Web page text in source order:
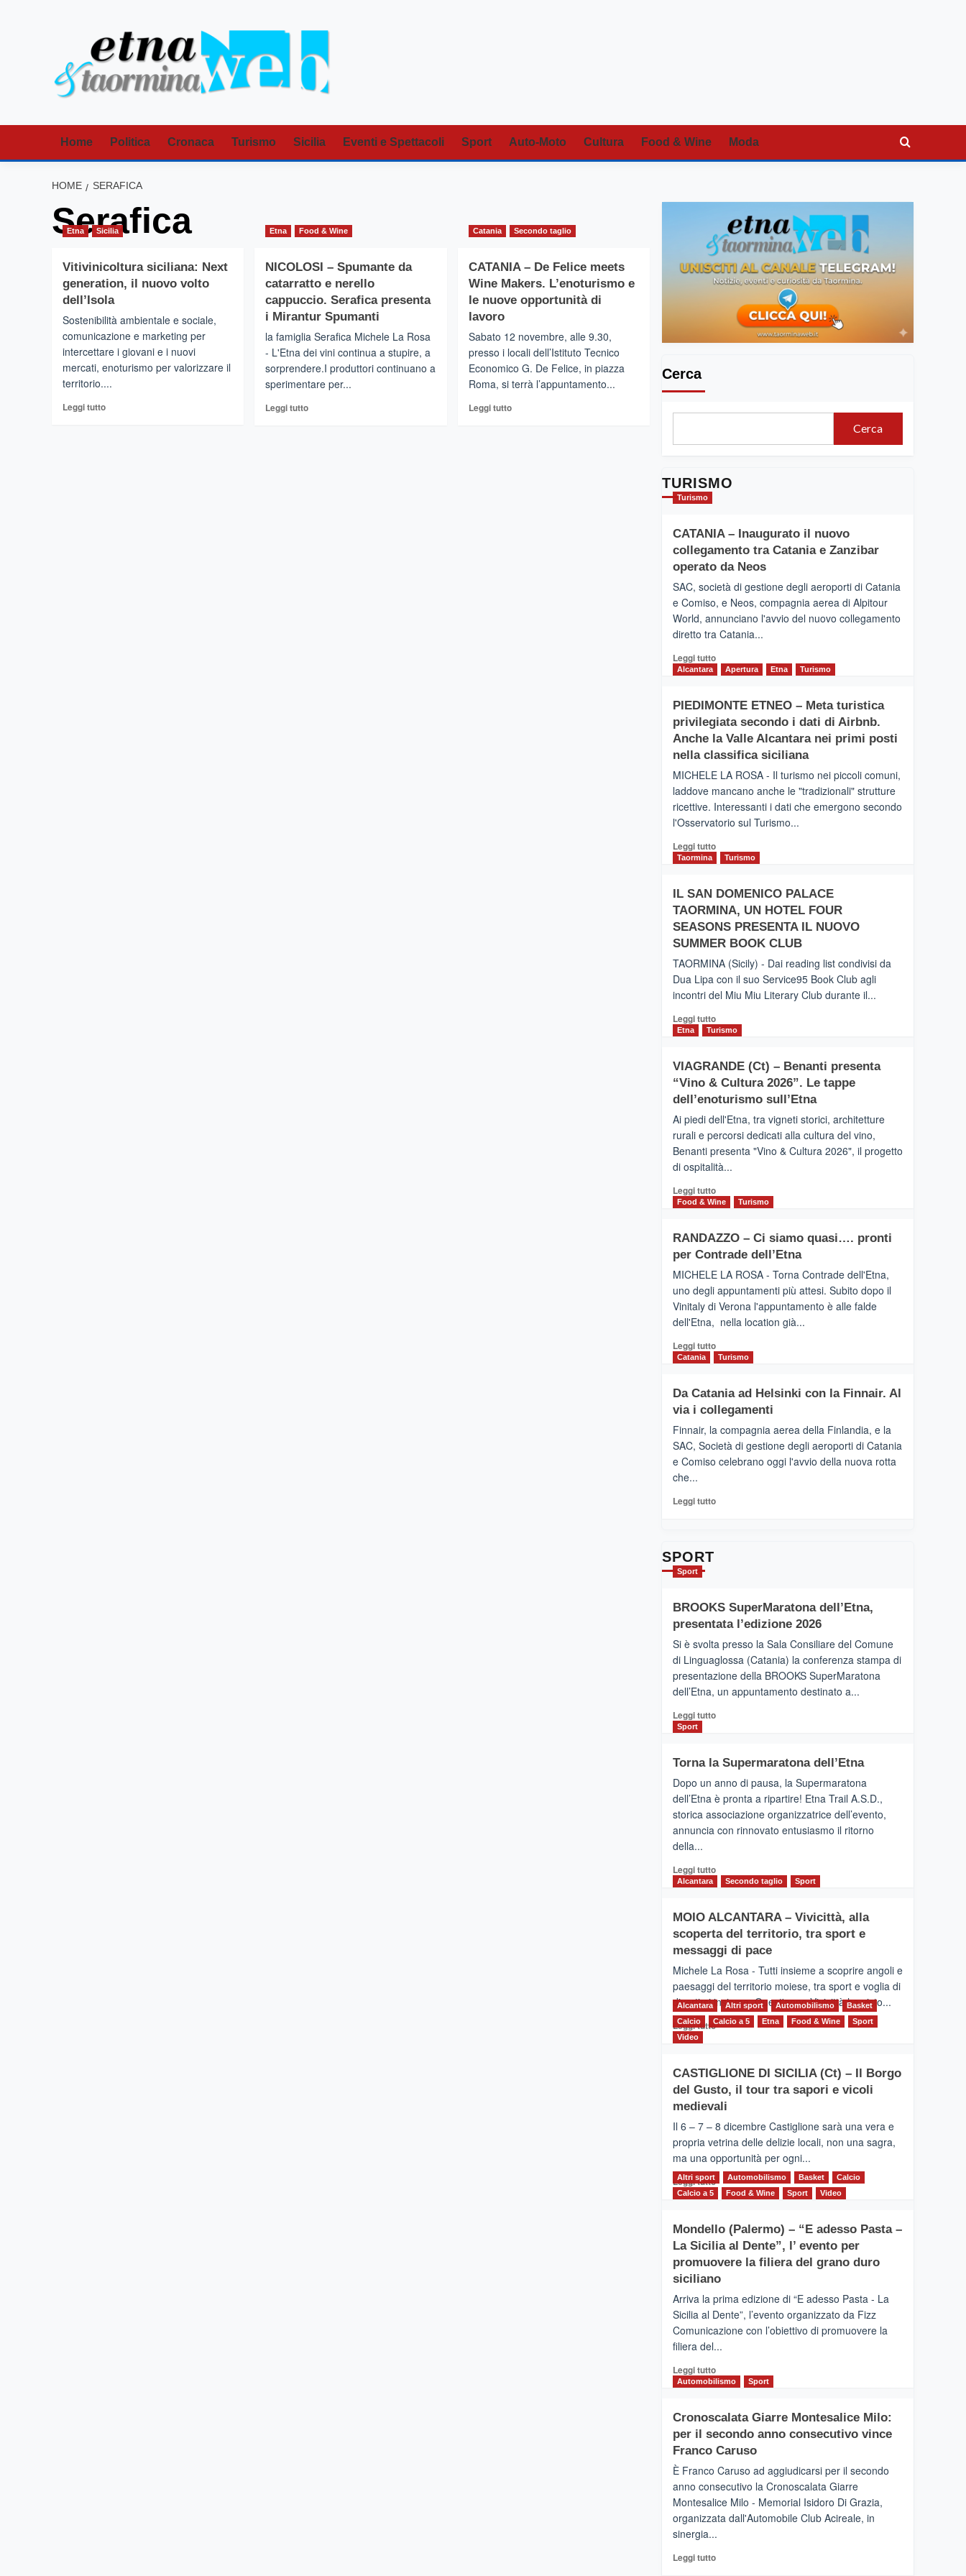
Home Politica Cronaca Turismo Sicilia Eventi e Spettacoli Sport Auto-Moto Cultura Food & Wine Moda
HOME SERAFICA
Serafica
Etna Sicilia
Vitivinicoltura siciliana: Next
generation, il nuovo volto
dell’Isola
Sostenibilità ambientale e sociale,
comunicazione e marketing per
intercettare i giovani e i nuovi
mercati, enoturismo per valorizzare il
territorio....
Leggi tuttoLeggi
Etna Food & Wine
NICOLOSI – Spumante da
catarratto e nerello
cappuccio. Serafica presenta
i Mirantur Spumanti
la famiglia Serafica Michele La Rosa
- L'Etna dei vini continua a stupire, a
sorprendere.I produttori continuano a
sperimentare per...
Leggi tuttoLeggi
Catania Secondo taglio
CATANIA – De Felice meets
Wine Makers. L’enoturismo e
le nuove opportunità di
lavoro
Sabato 12 novembre, alle 9.30,
presso i locali dell’Istituto Tecnico
Economico G. De Felice, in piazza
Roma, si terrà l’appuntamento...
Leggi tuttoLeggi
Cerca
Cerca
TURISMO
Turismo
CATANIA – Inaugurato il nuovo
collegamento tra Catania e Zanzibar
operato da Neos
SAC, società di gestione degli aeroporti di Catania
e Comiso, e Neos, compagnia aerea di Alpitour
World, annunciano l'avvio del nuovo collegamento
diretto tra Catania...
Leggi tuttoLeggi
CATANIA
–
Inaugurato
il
collegamento
tra
Catania
e
operato
da
Alcantara Apertura Etna Turismo
PIEDIMONTE ETNEO – Meta turistica
privilegiata secondo i dati di Airbnb.
Anche la Valle Alcantara nei primi posti
nella classifica siciliana
MICHELE LA ROSA - Il turismo nei piccoli comuni,
laddove mancano anche le "tradizionali" strutture
ricettive. Interessanti i dati che emergono secondo
l'Osservatorio sul Turismo...
Leggi tuttoLeggi
PIEDIMONTE
ETNEO
–
Meta
privilegiata
secondo
i
di
Airbnb.
la
Valle
Alcantara
nei
primi
classifica
siciliana
Taormina Turismo
IL SAN DOMENICO PALACE
TAORMINA, UN HOTEL FOUR
SEASONS PRESENTA IL NUOVO
SUMMER BOOK CLUB
TAORMINA (Sicily) - Dai reading list condivisi da
Dua Lipa con il suo Service95 Book Club agli
incontri del Miu Miu Literary Club durante il...
Leggi tuttoLeggi
di
IL
SAN
DOMENICO
TAORMINA,
UN
HOTEL
FOUR
PRESENTA
IL
SUMMER
BOOK
CLUB
Etna Turismo
VIAGRANDE (Ct) – Benanti presenta
“Vino & Cultura 2026”. Le tappe
dell’enoturismo sull’Etna
Ai piedi dell'Etna, tra vigneti storici, architetture
rurali e percorsi dedicati alla cultura del vino,
Benanti presenta "Vino & Cultura 2026", il progetto
di ospitalità...
Leggi tuttoLeggi
di
VIAGRANDE
(Ct)
–
presenta
“Vino
&
2026”.
Le
dell’enoturismo
sull’Etna
Food & Wine Turismo
RANDAZZO – Ci siamo quasi…. pronti
per Contrade dell’Etna
MICHELE LA ROSA - Torna Contrade dell'Etna,
uno degli appuntamenti più attesi. Subito dopo il
Vinitaly di Verona l'appuntamento è alle falde
dell'Etna, nella location già...
Leggi tuttoLeggi
di
RANDAZZO
–
siamo
quasi….
pronti
dell’Etna
Catania Turismo
Da Catania ad Helsinki con la Finnair. Al
via i collegamenti
Finnair, la compagnia aerea della Finlandia, e la
SAC, Società di gestione degli aeroporti di Catania
e Comiso celebrano oggi l'avvio della nuova rotta
che...
Leggi tuttoLeggi
con
la
Al
via
i
collegamenti
SPORT
Sport
BROOKS SuperMaratona dell’Etna,
presentata l’edizione 2026
Si è svolta presso la Sala Consiliare del Comune
di Linguaglossa (Catania) la conferenza stampa di
presentazione della BROOKS SuperMaratona
dell’Etna, un appuntamento destinato a...
Leggi tuttoLeggi
BROOKS
SuperMaratona
dell’Etna,
presentata
l’edizione
2026
Sport
Torna la Supermaratona dell’Etna
Dopo un anno di pausa, la Supermaratona
dell’Etna è pronta a ripartire! Etna Trail A.S.D.,
storica associazione organizzatrice dell’evento,
annuncia con rinnovato entusiasmo il ritorno
della...
Leggi tuttoLeggi
Torna
la
Supermaratona
Alcantara Secondo taglio Sport
MOIO ALCANTARA – Vivicittà, alla
scoperta del territorio, tra sport e
messaggi di pace
Michele La Rosa - Tutti insieme a scoprire angoli e
paesaggi del territorio moiese, tra sport e voglia di
divertirsi insieme. Quest'anno Vivicittà ha visto...
Leggi tuttoLeggi
MOIO
ALCANTARA
–
alla
scoperta
del
territorio,
tra
sport
messaggi
di
Alcantara Altri sport Automobilismo
Basket
Calcio
Calcio a 5 Etna Food & Wine
Sport
Video
CASTIGLIONE DI SICILIA (Ct) – Il Borgo
del Gusto, il tour tra sapori e vicoli
medievali
Il 6 – 7 – 8 dicembre Castiglione sarà una vera e
propria vetrina delle delizie locali, non una sagra,
ma una opportunità per ogni...
Leggi tuttoLeggi
CASTIGLIONE
DI
SICILIA
(Ct)
Il
Borgo
del
tour
tra
vicoli
medievali
Altri sport Automobilismo Basket
Calcio
Calcio a 5
Food & Wine Sport Video
Mondello (Palermo) – “E adesso Pasta –
La Sicilia al Dente”, l’ evento per
promuovere la filiera del grano duro
siciliano
Arriva la prima edizione di “E adesso Pasta - La
Sicilia al Dente”, l’evento organizzato da Fizz
Comunicazione con l’obiettivo di promuovere la
filiera del...
Leggi tuttoLeggi
di
Mondello
(Palermo)
–
adesso
Pasta
–
La
Dente”,
Automobilismo Sport
Cronoscalata Giarre Montesalice Milo:
per il secondo anno consecutivo vince
Franco Caruso
È Franco Caruso ad aggiudicarsi per il secondo
anno consecutivo la Cronoscalata Giarre
Montesalice Milo - Memorial Isidoro Di Grazia,
organizzata dall'Automobile Club Acireale, in
sinergia...
Leggi tuttoLeggi